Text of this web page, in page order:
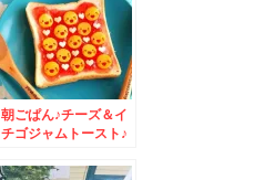
キン南蛮弁当」♪買え
ちゃう！！(*´艸`*)
朝ごぱん♪チーズ＆イ
チゴジャムトースト♪
えちゃう(*´艸`*)小樽